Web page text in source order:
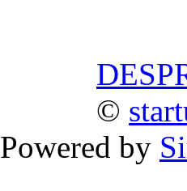
©
Powered by